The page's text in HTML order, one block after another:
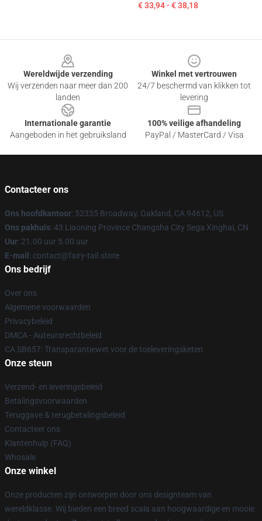
€ 33,94 - € 38,18
Wereldwijde verzending
Wij verzenden naar meer dan 200
landen
Winkel met vertrouwen
24/7 beschermd van klikken tot
levering
Internationale garantie
Aangeboden in het gebruiksland
100% veilige afhandeling
PayPal / MasterCard / Visa
Contacteer ons
Ons hoofdkantoor: 52335 Broadway, Oakland, CA 94612, US
Ons pakhuis: 43 Liaoning Province Changsha City Sega Xinghai, CN
Uur: 21.00 uur 5.00 uur
E-mail : contact@fairy-tail.store
Ons bedrijf
Over ons
Algemene voorwaarden
Privacybeleid
DMCA - Auteursrechtbeleid
CA SB657: Transparantiewet voor de toeleveringsketen
Onze steun
Verzend- en leveringsbeleid
Betalingsvoorwaarden
Teruggave & terugbetalingsbeleid
Contacteer ons
Klantenhulp (FAQ)
Whosale
Onze winkel
Onze producten zijn ontworpen door ons designteam van
wereldklasse. Wij bieden een breed scala aan hoogwaardige en mooie